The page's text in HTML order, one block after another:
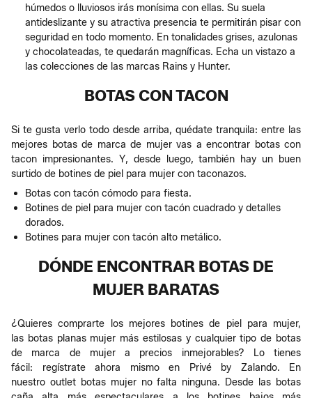
húmedos o lluviosos irás monísima con ellas. Su suela
antideslizante y su atractiva presencia te permitirán pisar con
seguridad en todo momento. En tonalidades grises, azulonas
y chocolateadas, te quedarán magníficas. Echa un vistazo a
las colecciones de las marcas Rains y Hunter.
BOTAS CON TACON
Si te gusta verlo todo desde arriba, quédate tranquila: entre las
mejores botas de marca de mujer vas a encontrar botas con
tacon impresionantes. Y, desde luego, también hay un buen
surtido de botines de piel para mujer con taconazos.
Botas con tacón cómodo para fiesta.
Botines de piel para mujer con tacón cuadrado y detalles
dorados.
Botines para mujer con tacón alto metálico.
DÓNDE ENCONTRAR BOTAS DE
MUJER BARATAS
¿Quieres comprarte los mejores botines de piel para mujer,
las botas planas mujer más estilosas y cualquier tipo de botas
de marca de mujer a precios inmejorables? Lo tienes
fácil: regístrate ahora mismo en Privé by Zalando. En
nuestro outlet botas mujer no falta ninguna. Desde las botas